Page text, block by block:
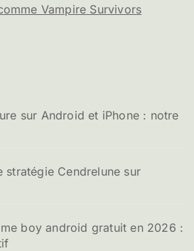
Vampire Survivors
sur Android et iPhone : notre
stratégie Cendrelune sur
boy android gratuit en 2026 :